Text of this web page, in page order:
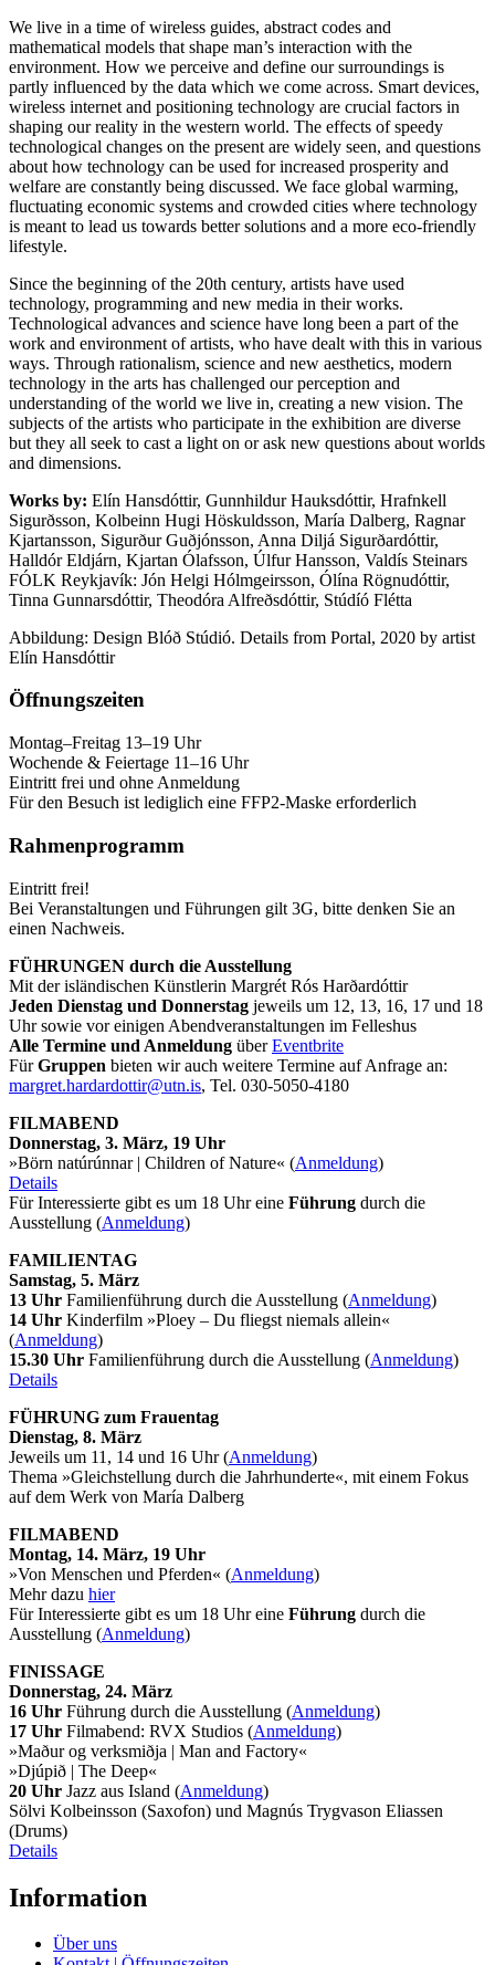
We live in a time of wireless guides, abstract codes and
mathematical models that shape man’s interaction with the
environment. How we perceive and define our surroundings is
partly influenced by the data which we come across. Smart devices,
wireless internet and positioning technology are crucial factors in
shaping our reality in the western world. The effects of speedy
technological changes on the present are widely seen, and questions
about how technology can be used for increased prosperity and
welfare are constantly being discussed. We face global warming,
fluctuating economic systems and crowded cities where technology
is meant to lead us towards better solutions and a more eco-friendly
lifestyle.
Since the beginning of the 20th century, artists have used
technology, programming and new media in their works.
Technological advances and science have long been a part of the
work and environment of artists, who have dealt with this in various
ways. Through rationalism, science and new aesthetics, modern
technology in the arts has challenged our perception and
understanding of the world we live in, creating a new vision. The
subjects of the artists who participate in the exhibition are diverse
but they all seek to cast a light on or ask new questions about worlds
and dimensions.
Works by: Elín Hansdóttir, Gunnhildur Hauksdóttir, Hrafnkell
Sigurðsson, Kolbeinn Hugi Höskuldsson, María Dalberg, Ragnar
Kjartansson, Sigurður Guðjónsson, Anna Diljá Sigurðardóttir,
Halldór Eldjárn, Kjartan Ólafsson, Úlfur Hansson, Valdís Steinars
FÓLK Reykjavík: Jón Helgi Hólmgeirsson, Ólína Rögnudóttir,
Tinna Gunnarsdóttir, Theodóra Alfreðsdóttir, Stúdíó Flétta
Abbildung: Design Blóð Stúdió. Details from Portal, 2020 by artist
Elín Hansdóttir
Öffnungszeiten
Montag–Freitag 13–19 Uhr
Wochende & Feiertage 11–16 Uhr
Eintritt frei und ohne Anmeldung
Für den Besuch ist lediglich eine FFP2-Maske erforderlich
Rahmenprogramm
Eintritt frei!
Bei Veranstaltungen und Führungen gilt 3G, bitte denken Sie an
einen Nachweis.
FÜHRUNGEN durch die Ausstellung
Mit der isländischen Künstlerin Margrét Rós Harðardóttir
Jeden Dienstag und Donnerstag jeweils um 12, 13, 16, 17 und 18
Uhr sowie vor einigen Abendveranstaltungen im Felleshus
Alle Termine und Anmeldung überEventbrite
FürGruppen bieten wir auch weitere Termine auf Anfrage an:
margret.hardardottir@utn.is, Tel. 030-5050-4180
FILMABEND
Donnerstag, 3. März, 19 Uhr
»Börn natúrúnnar | Children of Nature« (Anmeldung)
Details
Für Interessierte gibt es um 18 Uhr eine Führung durch die
Ausstellung (Anmeldung)
FAMILIENTAG
Samstag, 5. März
13 Uhr Familienführung durch die Ausstellung (Anmeldung)
14 Uhr Kinderfilm »Ploey – Du fliegst niemals allein«
(Anmeldung)
15.30 Uhr Familienführung durch die Ausstellung (Anmeldung)
Details
FÜHRUNG zum Frauentag
Dienstag, 8. März
Jeweils um 11, 14 und 16 Uhr (Anmeldung)
Thema »Gleichstellung durch die Jahrhunderte«, mit einem Fokus
auf dem Werk von María Dalberg
FILMABEND
Montag, 14. März, 19 Uhr
»Von Menschen und Pferden« (Anmeldung)
Mehr dazu hier
Für Interessierte gibt es um 18 Uhr eine Führung durch die
Ausstellung (Anmeldung)
FINISSAGE
Donnerstag, 24. März
16 Uhr Führung durch die Ausstellung (Anmeldung)
17 Uhr Filmabend: RVX Studios (Anmeldung)
»Maður og verksmiðja | Man and Factory«
»Djúpið | The Deep«
20 Uhr Jazz aus Island (Anmeldung)
Sölvi Kolbeinsson (Saxofon) und Magnús Trygvason Eliassen
(Drums)
Details
Information
Über uns